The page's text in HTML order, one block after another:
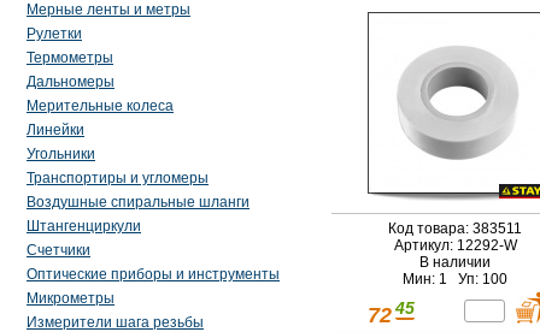
Мерные ленты и метры
Рулетки
Термометры
Дальномеры
Мерительные колеса
Линейки
Угольники
Транспортиры и угломеры
Воздушные спиральные шланги
Штангенциркули
Счетчики
Оптические приборы и инструменты
Микрометры
Измерители шага резьбы
Код товара: 383511
Артикул: 12292-W
В наличии
Мин: 1 Уп: 100
72 45